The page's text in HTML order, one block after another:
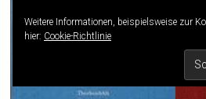
Weitere Informationen, beispielsweise zur
hier: Cookie-Richtlinie